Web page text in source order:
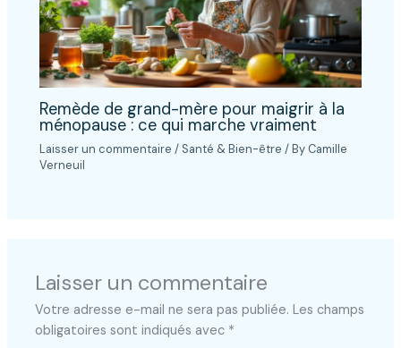
Remède de grand-mère pour maigrir à la
ménopause : ce qui marche vraiment
Laisser un commentaire / Santé & Bien-être / By Camille
Verneuil
Laisser un commentaire
Votre adresse e-mail ne sera pas publiée. Les champs
obligatoires sont indiqués avec *